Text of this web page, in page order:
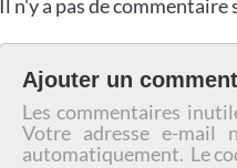
Il n'y a pas de
Ajouter un
Les commentaires
Votre adresse e-mail
automatiquement. Le